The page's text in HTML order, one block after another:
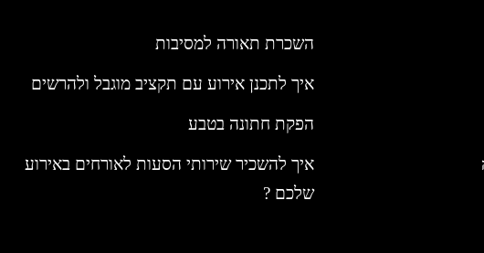
השכרת תאורה למסיבות
איך לתכנן אירוע עם תקציב מוגבל ולהרשים
הפקת חתונה בטבע
איך להשכיר שירותי הסעות לאורחים באירוע
שלכם ?